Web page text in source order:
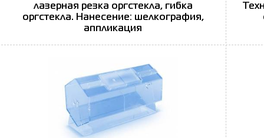
лазерная резка оргстекла, гибка
оргстекла. Нанесение: шелкография,
аппликация